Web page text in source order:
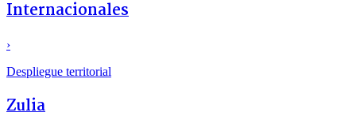
Internacionales
›
Despliegue territorial
Zulia